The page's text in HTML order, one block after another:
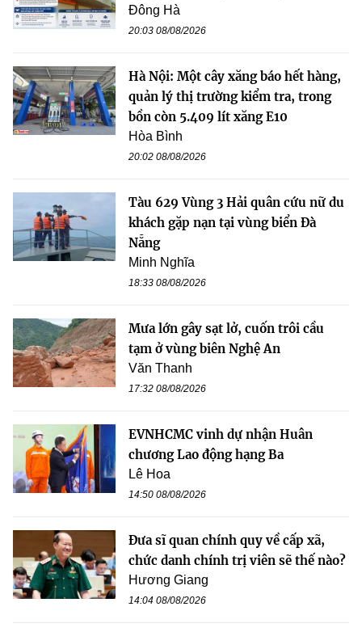
Đông Hà
20:03 08/08/2026
Hà Nội: Một cây xăng báo hết hàng,
quản lý thị trường kiểm tra, trong
bồn còn 5.409 lít xăng E10
Hòa Bình
20:02 08/08/2026
Tàu 629 Vùng 3 Hải quân cứu nữ du
khách gặp nạn tại vùng biển Đà
Nẵng
Minh Nghĩa
18:33 08/08/2026
Mưa lớn gây sạt lở, cuốn trôi cầu
tạm ở vùng biên Nghệ An
Văn Thanh
17:32 08/08/2026
EVNHCMC vinh dự nhận Huân
chương Lao động hạng Ba
Lê Hoa
14:50 08/08/2026
Đưa sĩ quan chính quy về cấp xã,
chức danh chính trị viên sẽ thế nào?
Hương Giang
14:04 08/08/2026